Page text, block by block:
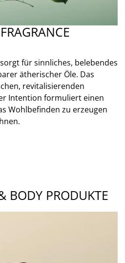
für sinnliches, belebendes
ätherischer Öle. Das
revitalisierenden
Intention formuliert einen
Wohlbefinden zu erzeugen
BODY PRODUKTE